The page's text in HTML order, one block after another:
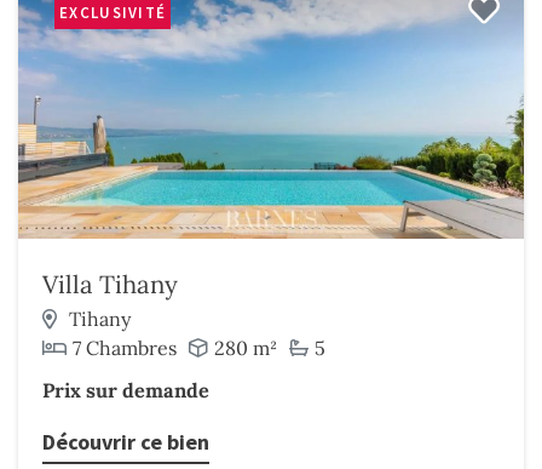
EXCLUSIVITÉ
Villa Tihany
Tihany
7 Chambres
280 m²
5
Prix sur demande
Découvrir ce bien